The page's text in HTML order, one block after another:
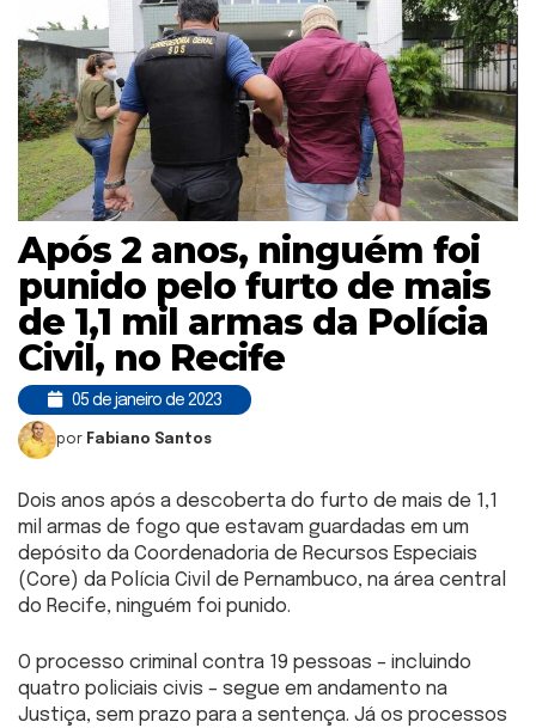
Após 2 anos, ninguém foi
punido pelo furto de mais
de 1,1 mil armas da Polícia
Civil, no Recife
05 de janeiro de 2023
por Fabiano Santos
Dois anos após a descoberta do furto de mais de 1,1
mil armas de fogo que estavam guardadas em um
depósito da Coordenadoria de Recursos Especiais
(Core) da Polícia Civil de Pernambuco, na área central
do Recife, ninguém foi punido.
O processo criminal contra 19 pessoas – incluindo
quatro policiais civis – segue em andamento na
Justiça, sem prazo para a sentença. Já os processos